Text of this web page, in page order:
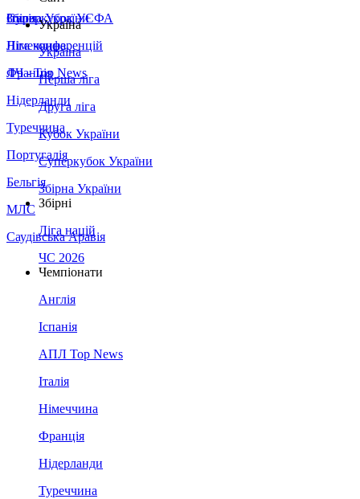
Збірна України
Італія
Німеччина
Франція
Нідерланди
Туреччина
Португалія
Бельгія
МЛС
Саудівська Аравія
Суперкубок УЄФА
Ліга конференцій
ЛЧ - Top News
Україна
Україна
Перша ліга
Друга ліга
Кубок України
Суперкубок України
Збірна України
Збірні
Ліга націй
ЧС 2026
Чемпіонати
Англія
Іспанія
АПЛ Top News
Італія
Німеччина
Франція
Нідерланди
Туреччина